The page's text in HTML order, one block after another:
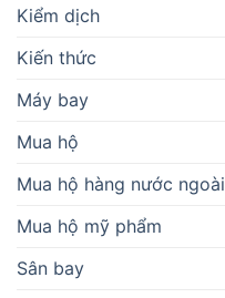
Kiểm dịch
Kiến thức
Máy bay
Mua hộ
Mua hộ hàng nước ngoài
Mua hộ mỹ phẩm
Sân bay